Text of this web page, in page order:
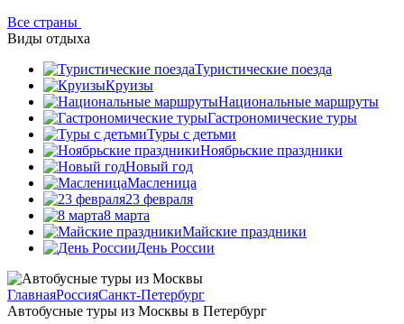
Все страны
Виды отдыха
Туристические поезда
Круизы
Национальные маршруты
Гастрономические туры
Туры с детьми
Ноябрьские праздники
Новый год
Масленица
23 февраля
8 марта
Майские праздники
День России
ГлавнаяРоссияСанкт-Петербург
Автобусные туры из Москвы в Петербург